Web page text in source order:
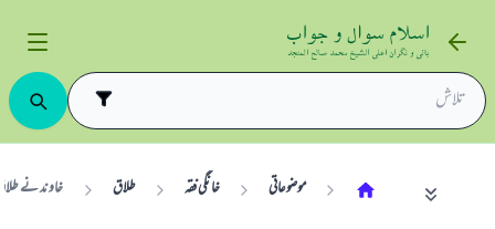
موضوعاتی خانگی فقہ طلاق خاوند نے